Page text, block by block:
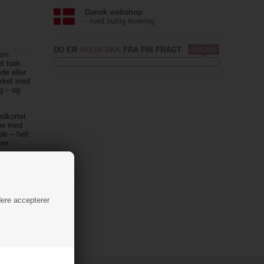
accepterer
look.
eller
med
– og
med
– helt
Dansk webshop
- med hurtig levering
DU ER FRA FRI FRAGT